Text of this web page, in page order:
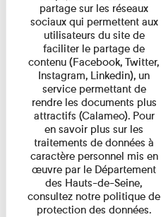
partage sur les réseaux
sociaux qui permettent aux
utilisateurs du site de
faciliter le partage de
contenu (Facebook, Twitter,
Instagram, Linkedin), un
service permettant de
rendre les documents plus
attractifs (Calameo). Pour
en savoir plus sur les
traitements de données à
caractère personnel mis en
œuvre par le Département
des Hauts-de-Seine,
consultez notre politique de
protection des données.